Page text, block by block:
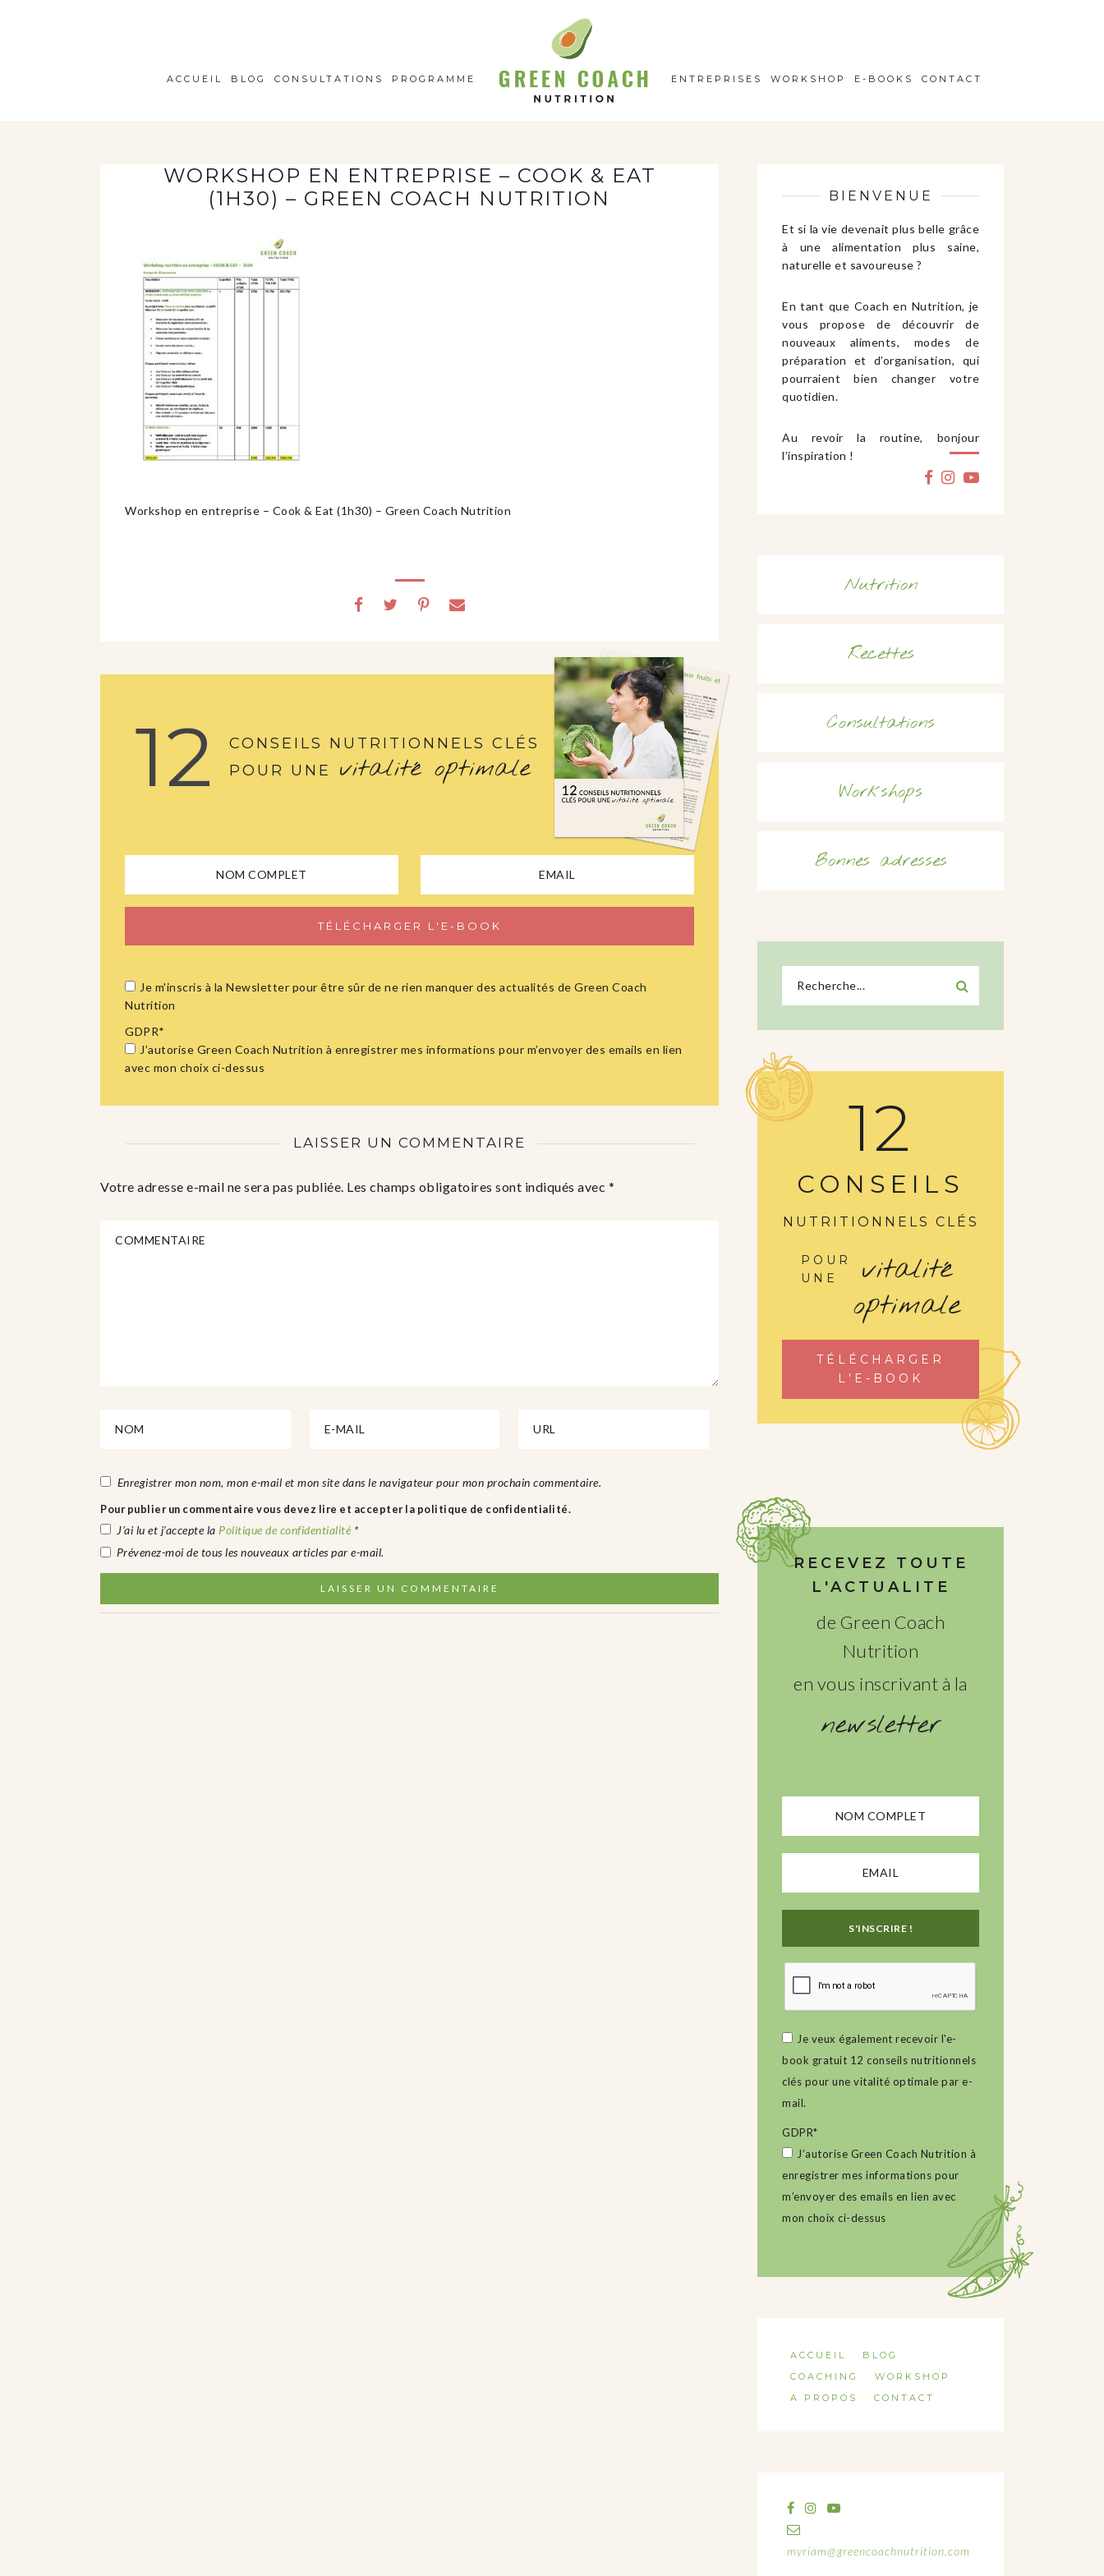
ACCUEIL BLOG CONSULTATIONS PROGRAMME
GCN
ENTREPRISES WORKSHOP E-BOOKS CONTACT
WORKSHOP EN ENTREPRISE – COOK & EAT
(1H30) – GREEN COACH NUTRITION
Workshop en entreprise – Cook & Eat (1h30) – Green Coach Nutrition
12
CONSEILS NUTRITIONNELS CLÉS
POUR UNE
vitalité optimale
Je m'inscris à la Newsletter pour être sûr de ne rien manquer des actualités de Green Coach
Nutrition
GDPR*
J’autorise Green Coach Nutrition à enregistrer mes informations pour m’envoyer des emails en lien
avec mon choix ci-dessus
LAISSER UN COMMENTAIRE
Votre adresse e-mail ne sera pas publiée. Les champs obligatoires sont indiqués avec *
Enregistrer mon nom, mon e-mail et mon site dans le navigateur pour mon prochain commentaire.
Pour publier un commentaire vous devez lire et accepter la politique de confidentialité.
J’ai lu et j’accepte la Politique de confidentialité *
Prévenez-moi de tous les nouveaux articles par e-mail.
BIENVENUE
Et si la vie devenait plus belle grâce
à une alimentation plus saine,
naturelle et savoureuse ?
En tant que Coach en Nutrition, je
vous propose de découvrir de
nouveaux aliments, modes de
préparation et d’organisation, qui
pourraient bien changer votre
quotidien.
Au revoir la routine, bonjour
l’inspiration !
Nutrition
Recettes
Consultations
Workshops
Bonnes adresses
12
CONSEILS
NUTRITIONNELS CLÉS
POUR
UNE
vitalité
optimale
TÉLÉCHARGER
L'E-BOOK
RECEVEZ TOUTE
L'ACTUALITE
de Green Coach
Nutrition
en vous inscrivant à la
newsletter
Je veux également recevoir l'e-
book gratuit 12 conseils nutritionnels
clés pour une vitalité optimale par e-
mail.
GDPR*
J’autorise Green Coach Nutrition à
enregistrer mes informations pour
m’envoyer des emails en lien avec
mon choix ci-dessus
ACCUEIL
BLOG
COACHING
WORKSHOP
A PROPOS
CONTACT
myriam@greencoachnutrition.com